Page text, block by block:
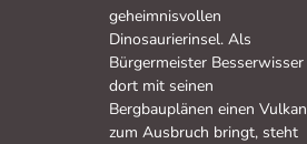
geheimnisvollen
Dinosaurierinsel. Als
Bürgermeister Besserwisser
dort mit seinen
Bergbauplänen einen Vulkan
zum Ausbruch bringt, steht